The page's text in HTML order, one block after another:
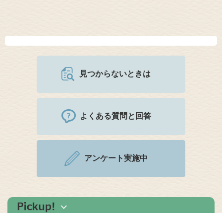
見つからないときは
よくある質問と回答
アンケート実施中